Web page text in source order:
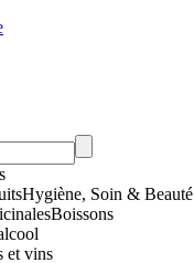
Hygiène, Soin & Beauté
Boissons
et vins